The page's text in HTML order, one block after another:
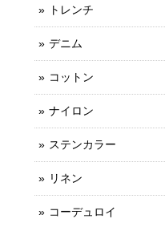
トレンチ
デニム
コットン
ナイロン
ステンカラー
リネン
コーデュロイ